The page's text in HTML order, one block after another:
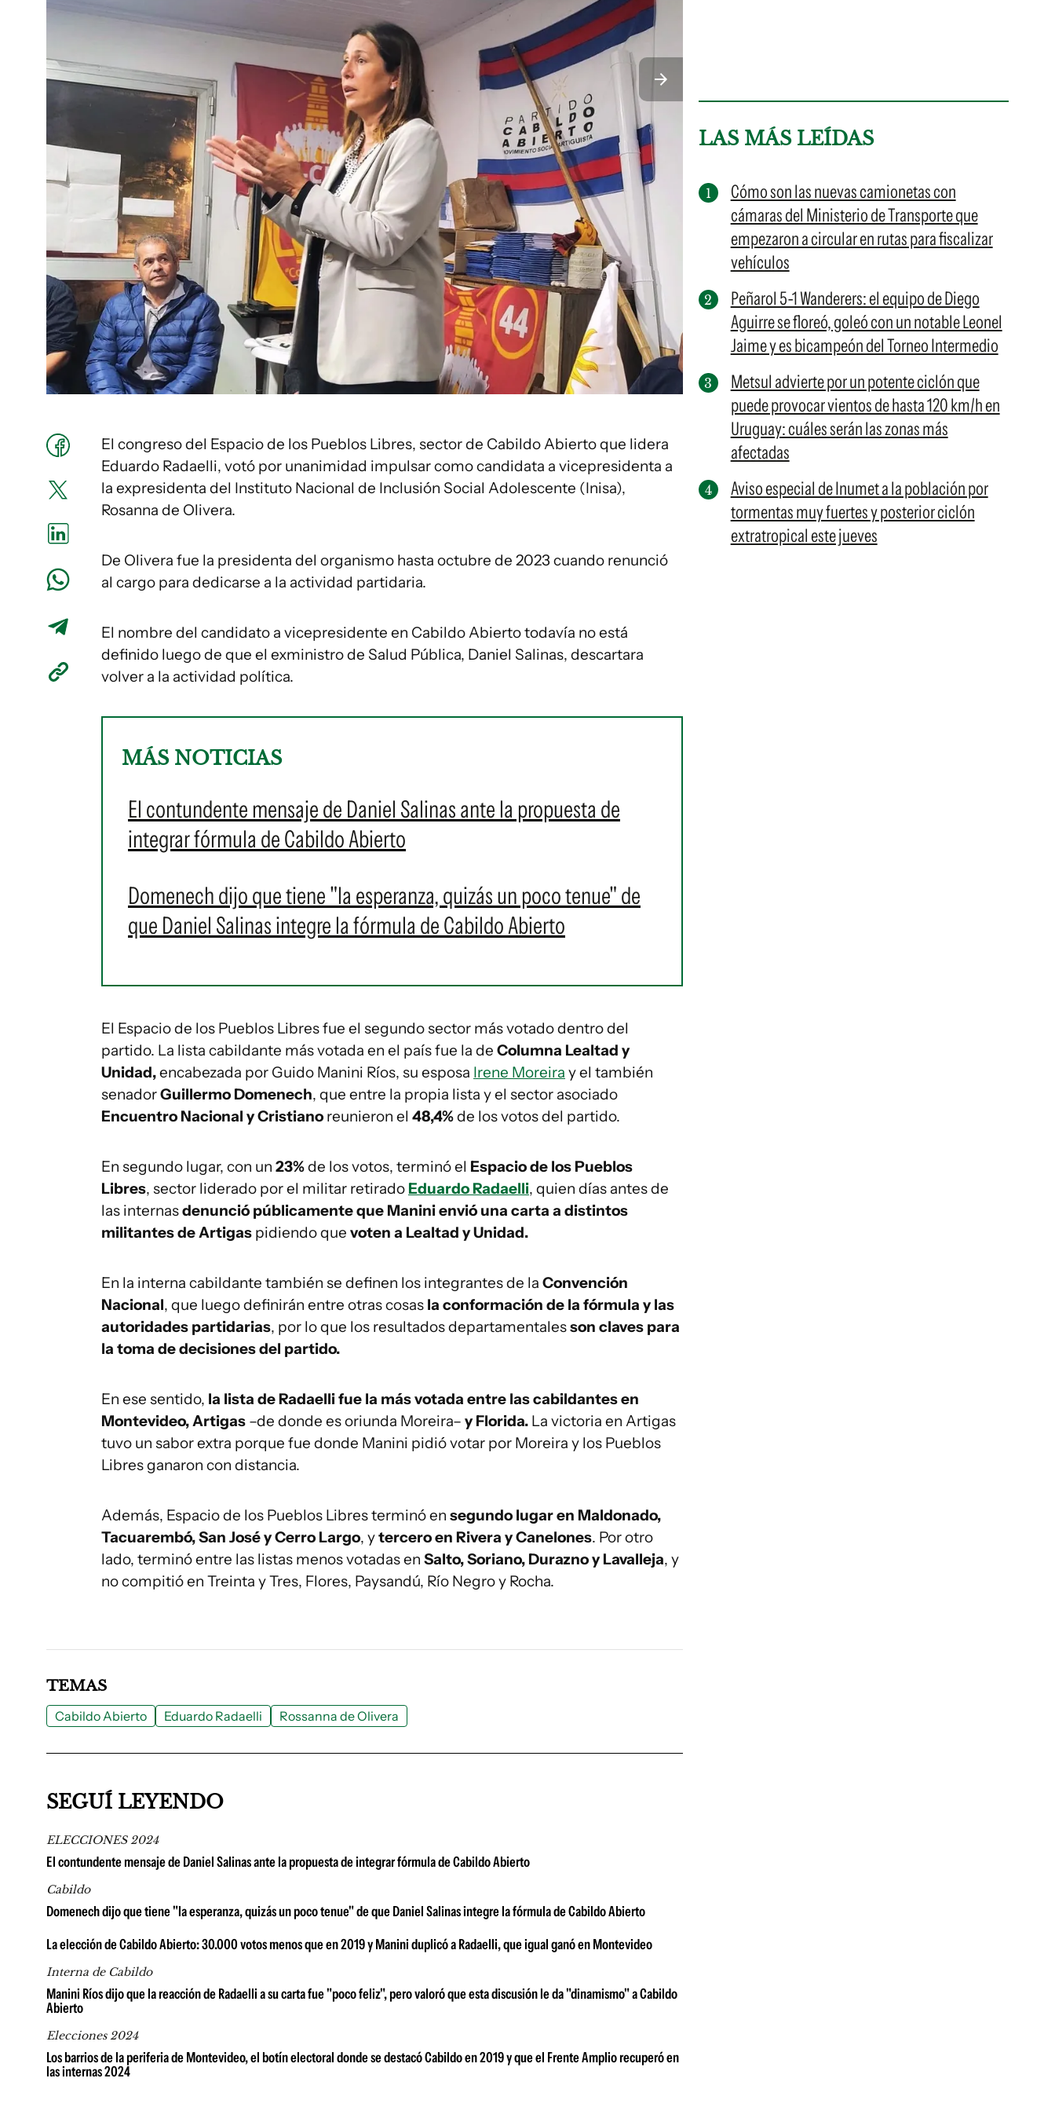
El congreso del Espacio de los Pueblos Libres, sector de Cabildo Abierto que lidera
Eduardo Radaelli, votó por unanimidad impulsar como candidata a vicepresidenta a
la expresidenta del Instituto Nacional de Inclusión Social Adolescente (Inisa),
Rosanna de Olivera.
De Olivera fue la presidenta del organismo hasta octubre de 2023 cuando renunció
al cargo para dedicarse a la actividad partidaria.
El nombre del candidato a vicepresidente en Cabildo Abierto todavía no está
definido luego de que el exministro de Salud Pública, Daniel Salinas, descartara
volver a la actividad política.
MÁS NOTICIAS
El contundente mensaje de Daniel Salinas ante la propuesta de
integrar fórmula de Cabildo Abierto
Domenech dijo que tiene "la esperanza, quizás un poco tenue" de
que Daniel Salinas integre la fórmula de Cabildo Abierto
El Espacio de los Pueblos Libres fue el segundo sector más votado dentro del
partido. La lista cabildante más votada en el país fue la de Columna Lealtad y
Unidad,encabezada por Guido Manini Ríos, su esposa Irene Moreira y el también
senadorGuillermo Domenech, que entre la propia lista y el sector asociado
Encuentro Nacional y Cristiano reunieron el 48,4%de los votos del partido.
En segundo lugar, con un 23%de los votos, terminó el Espacio de los Pueblos
Libres, sector liderado por el militar retirado Eduardo Radaelli, quien días antes de
las internasdenunció públicamente que Manini envió una carta a distintos
militantes de Artigas pidiendo que voten a Lealtad y Unidad.
En la interna cabildante también se definen los integrantes de la Convención
Nacional, que luego definirán entre otras cosas la conformación de la fórmula y las
autoridades partidarias, por lo que los resultados departamentalesson claves para
la toma de decisiones del partido.
En ese sentido, la lista de Radaelli fue la más votada entre las cabildantes en
Montevideo, Artigas –de donde es oriunda Moreira– y Florida. La victoria en Artigas
tuvo un sabor extra porque fue donde Manini pidió votar por Moreira y los Pueblos
Libres ganaron con distancia.
Además, Espacio de los Pueblos Libres terminó en segundo lugar en Maldonado,
Tacuarembó, San José y Cerro Largo, ytercero en Rivera y Canelones. Por otro
lado, terminó entre las listas menos votadas en Salto, Soriano, Durazno y Lavalleja, y
no compitió en Treinta y Tres, Flores, Paysandú, Río Negro y Rocha.
LAS MÁS LEÍDAS
Cómo son las nuevas camionetas con
cámaras del Ministerio de Transporte que
empezaron a circular en rutas para fiscalizar
vehículos
Peñarol 5-1 Wanderers: el equipo de Diego
Aguirre se floreó, goleó con un notable Leonel
Jaime y es bicampeón del Torneo Intermedio
Metsul advierte por un potente ciclón que
puede provocar vientos de hasta 120 km/h en
Uruguay: cuáles serán las zonas más
afectadas
Aviso especial de Inumet a la población por
tormentas muy fuertes y posterior ciclón
extratropical este jueves
TEMAS
Cabildo Abierto Eduardo Radaelli Rossanna de Olivera
SEGUÍ LEYENDO
ELECCIONES 2024
El contundente mensaje de Daniel Salinas ante la propuesta de integrar fórmula de Cabildo Abierto
Cabildo
Domenech dijo que tiene "la esperanza, quizás un poco tenue" de que Daniel Salinas integre la fórmula de Cabildo Abierto
La elección de Cabildo Abierto: 30.000 votos menos que en 2019 y Manini duplicó a Radaelli, que igual ganó en Montevideo
Interna de Cabildo
Manini Ríos dijo que la reacción de Radaelli a su carta fue "poco feliz", pero valoró que esta discusión le da "dinamismo" a Cabildo
Abierto
Elecciones 2024
Los barrios de la periferia de Montevideo, el botín electoral donde se destacó Cabildo en 2019 y que el Frente Amplio recuperó en
las internas 2024